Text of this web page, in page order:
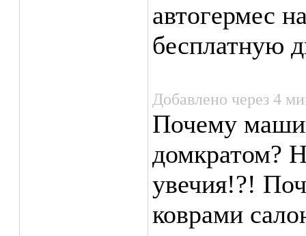
автогермес
бесплатную
Добавлено через 4
Почему
домкратом?
увечия!?!
коврами